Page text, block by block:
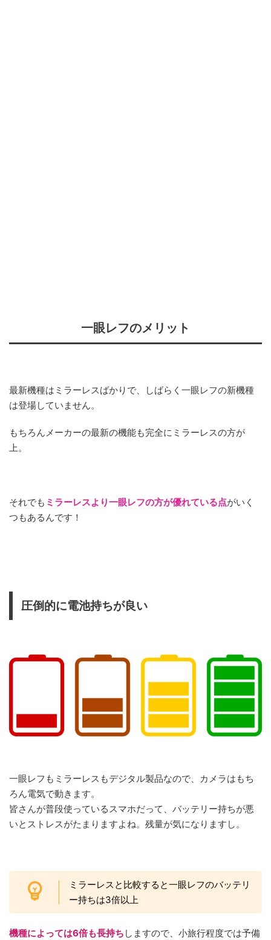
一眼レフのメリット
最新機種はミラーレスばかりで、しばらく一眼レフの新機種
は登場していません。
もちろんメーカーの最新の機能も完全にミラーレスの方が
上。
それでも ミラーレスより一眼レフの方が優れている点がいく
つもあるんです！
圧倒的に電池持ちが良い
一眼レフもミラーレスもデジタル製品なので、カメラはもち
ろん電気で動きます。
皆さんが普段使っているスマホだって、バッテリー持ちが悪
いとストレスがたまりますよね。残量が気になりますし。
ミラーレスと比較すると一眼レフのバッテリ
ー持ちは3倍以上
機種によっては6倍も長持ち しますので、小旅行程度では予備